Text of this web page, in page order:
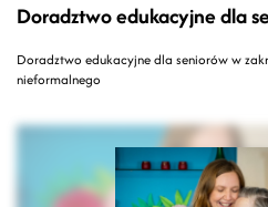
Doradztwo edukacyjne dla
Doradztwo edukacyjne dla seniorów w
nieformalnego